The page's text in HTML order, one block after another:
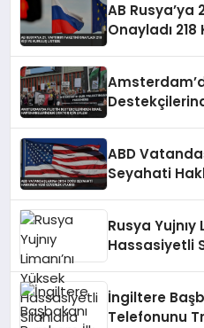
AB Rusya’ya
Onayladı
ABD
Seyahati
Rusya Yujnıy
Hassasiyetli
İngiltere
Telefonunu